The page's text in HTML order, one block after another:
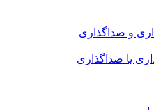
و صداگذاری
یا صداگذاری